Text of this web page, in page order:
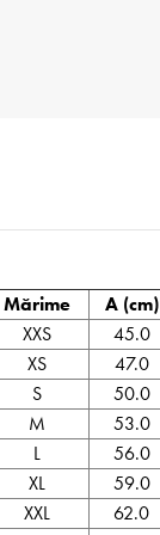
Mărime A (cm)
XXS
45.0
XS
47.0
S
50.0
M
53.0
L
56.0
XL
59.0
XXL
62.0